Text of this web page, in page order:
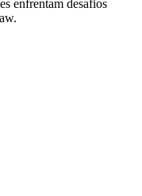
enfrentam desafios